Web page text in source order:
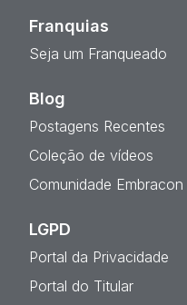
Franquias
Seja um Franqueado
Blog
Postagens Recentes
Coleção de vídeos
Comunidade Embracon
LGPD
Portal da Privacidade
Portal do Titular